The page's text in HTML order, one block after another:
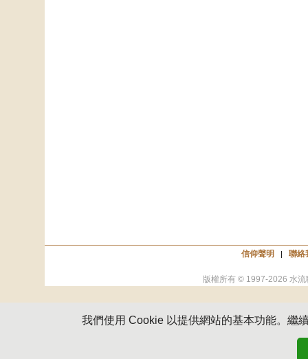
信仰聲明 | 聯絡
版權所有 © 1997-2026 水
我們使用 Cookie 以提供網站的基本功能。繼